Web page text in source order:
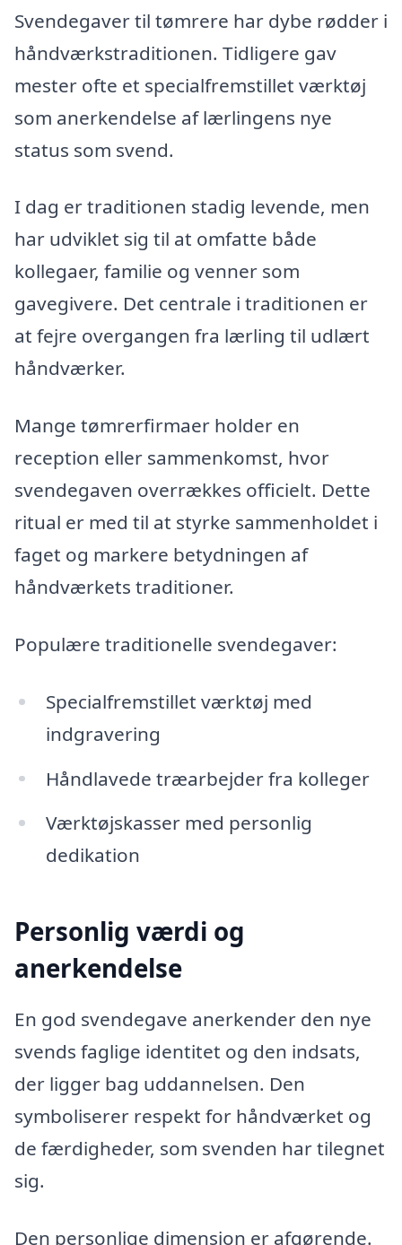
Svendegaver til tømrere har dybe rødder i
håndværkstraditionen. Tidligere gav
mester ofte et specialfremstillet værktøj
som anerkendelse af lærlingens nye
status som svend.
I dag er traditionen stadig levende, men
har udviklet sig til at omfatte både
kollegaer, familie og venner som
gavegivere. Det centrale i traditionen er
at fejre overgangen fra lærling til udlært
håndværker.
Mange tømrerfirmaer holder en
reception eller sammenkomst, hvor
svendegaven overrækkes officielt. Dette
ritual er med til at styrke sammenholdet i
faget og markere betydningen af
håndværkets traditioner.
Populære traditionelle svendegaver:
Specialfremstillet værktøj med
indgravering
Håndlavede træarbejder fra kolleger
Værktøjskasser med personlig
dedikation
Personlig værdi og
anerkendelse
En god svendegave anerkender den nye
svends faglige identitet og den indsats,
der ligger bag uddannelsen. Den
symboliserer respekt for håndværket og
de færdigheder, som svenden har tilegnet
sig.
Den personlige dimension er afgørende.